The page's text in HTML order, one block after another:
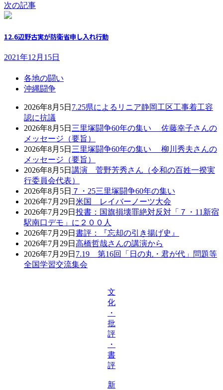
次の記事
12.6辺野古実が防衛省申し入れ行動
2021年12月15日
各地の闘い
沖縄闘争
2026年8月5日 7.25県によるリニア静岡工区工事着工容
認に抗議
2026年8月5日 三里塚闘争60年の集い 佐藤幸子さんの
メッセージ（要旨）
2026年8月5日 三里塚闘争60年の集い 柳川秀夫さんの
メッセージ（要旨）
2026年8月5日 講演 菅野芳秀さん（令和の百姓一揆実
行委員会代表）
2026年8月5日 ７・25三里塚闘争60年の集い
2026年7月29日 米国 レイバーノーツ大会
2026年7月29日 投書：国旗損壊罪絶対反対「７・11新宿
駅南口デモ」に２００人
2026年7月29日 書評：『忘却の引き揚げ史』
2026年7月29日 高橋哲哉さんの講演から
2026年7月29日 7.19 第16回「日の丸・君が代」問題等
全国学習交流集会
文
化
・
批
評
・
書
評
新